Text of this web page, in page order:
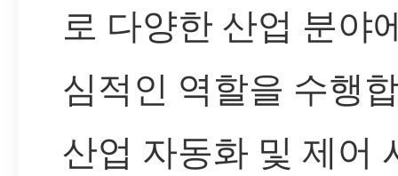
로 다양한 산업 분야
심적인 역할을 수행
산업 자동화 및 제어